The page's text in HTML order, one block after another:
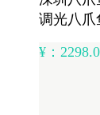
调光八爪
¥：